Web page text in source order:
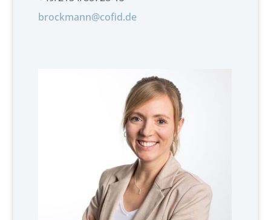
brockmann@cofid.de